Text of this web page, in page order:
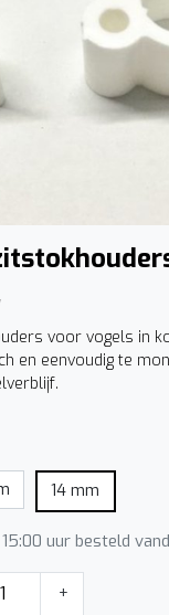
voor vogels in
en eenvoudig te
14 mm
uur besteld
+